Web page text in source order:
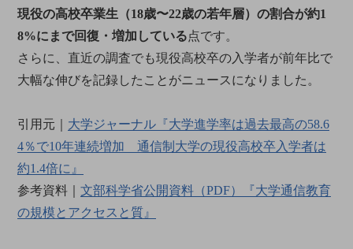
現役の高校卒業生（18歳〜22歳の若年層）の割合が約1
8%にまで回復・増加している点です。
さらに、直近の調査でも現役高校卒の入学者が前年比で
大幅な伸びを記録したことがニュースになりました。
引用元｜ 大学ジャーナル『大学進学率は過去最高の58.6
4％で10年連続増加 通信制大学の現役高校卒入学者は
約1.4倍に』
参考資料｜文部科学省公開資料（PDF）『大学通信教育
の規模とアクセスと質』